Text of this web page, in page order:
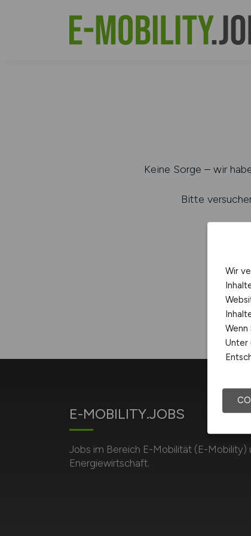
Keine Sorge – wir
Bitte
E-MOBILITY.JOBS
Jobs im Bereich E-Mobilität (E-Mobility)
Energiewirtschaft.
Wir
Wenn
Unter